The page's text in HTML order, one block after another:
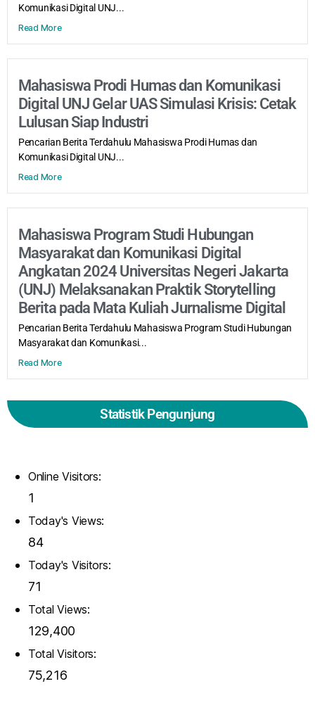
Komunikasi Digital UNJ...
Read More
Mahasiswa Prodi Humas dan Komunikasi
Digital UNJ Gelar UAS Simulasi Krisis: Cetak
Lulusan Siap Industri
Pencarian Berita Terdahulu Mahasiswa Prodi Humas dan
Komunikasi Digital UNJ...
Read More
Mahasiswa Program Studi Hubungan
Masyarakat dan Komunikasi Digital
Angkatan 2024 Universitas Negeri Jakarta
(UNJ) Melaksanakan Praktik Storytelling
Berita pada Mata Kuliah Jurnalisme Digital
Pencarian Berita Terdahulu Mahasiswa Program Studi Hubungan
Masyarakat dan Komunikasi...
Read More
Statistik Pengunjung
Online Visitors:
1
Today's Views:
84
Today's Visitors:
71
Total Views:
129,400
Total Visitors:
75,216